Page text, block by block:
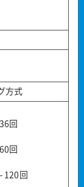
方式
回
回
120回